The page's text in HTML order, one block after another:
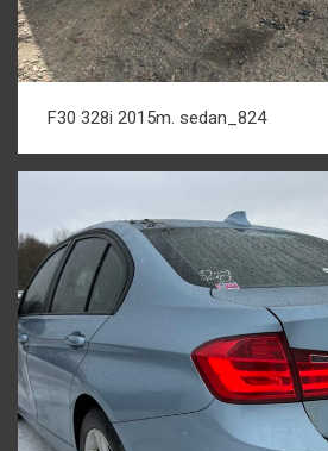
F30 328i 2015m. sedan_824